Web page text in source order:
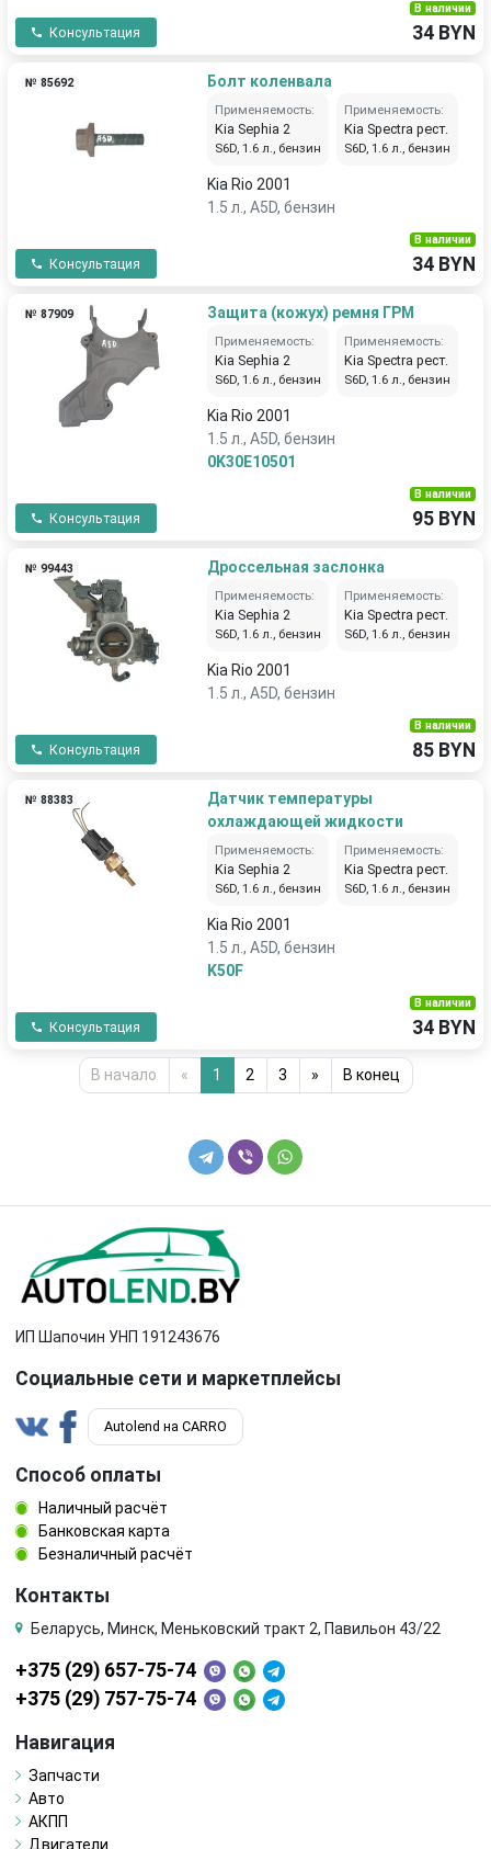
Консультация
В наличии
34 BYN
№ 85692 Болт коленвала
Применяемость:
Kia Sephia 2
S6D, 1.6 л., бензин
Применяемость:
Kia Spectra рест.
S6D, 1.6 л., бензин
Kia Rio 2001
1.5 л., A5D, бензин
Консультация
В наличии
34 BYN
№ 87909 Защита (кожух) ремня ГРМ
Применяемость:
Kia Sephia 2
S6D, 1.6 л., бензин
Применяемость:
Kia Spectra рест.
S6D, 1.6 л., бензин
Kia Rio 2001
1.5 л., A5D, бензин
0K30E10501
Консультация
В наличии
95 BYN
№ 99443 Дроссельная заслонка
Применяемость:
Kia Sephia 2
S6D, 1.6 л., бензин
Применяемость:
Kia Spectra рест.
S6D, 1.6 л., бензин
Kia Rio 2001
1.5 л., A5D, бензин
Консультация
В наличии
85 BYN
№ 88383
Датчик температуры
охлаждающей жидкости
Применяемость:
Kia Sephia 2
S6D, 1.6 л., бензин
Применяемость:
Kia Spectra рест.
S6D, 1.6 л., бензин
Kia Rio 2001
1.5 л., A5D, бензин
K50F
Консультация
В наличии
34 BYN
В начало « 1 2 3 » В конец
ИП Шапочин УНП 191243676
Социальные сети и маркетплейсы
Autolend на CARRO
Способ оплаты
Наличный расчёт
Банковская карта
Безналичный расчёт
Контакты
Беларусь, Минск, Меньковский тракт 2, Павильон 43/22
+375 (29) 657-75-74
+375 (29) 757-75-74
Навигация
Запчасти
Авто
АКПП
Двигатели